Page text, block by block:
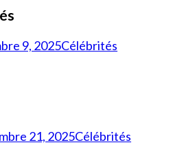
9, 2025Célébrités
21, 2025Célébrités